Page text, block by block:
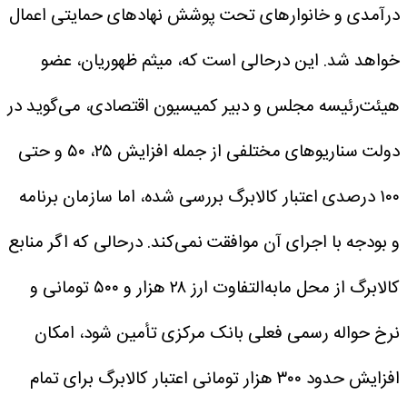
درآمدی و خانوارهای تحت پوشش نهادهای حمایتی اعمال
خواهد شد. این درحالی است که، میثم ظهوریان، عضو
هیئت‌رئیسه مجلس و دبیر کمیسیون اقتصادی، می‌گوید در
دولت سناریوهای مختلفی از جمله افزایش ۲۵، ۵۰ و حتی
۱۰۰ درصدی اعتبار کالابرگ بررسی شده، اما سازمان برنامه
و بودجه با اجرای آن موافقت نمی‌کند. درحالی که اگر منابع
کالابرگ از محل مابه‌التفاوت ارز ۲۸ هزار و ۵۰۰ تومانی و
نرخ حواله رسمی فعلی بانک مرکزی تأمین شود، امکان
افزایش حدود ۳۰۰ هزار تومانی اعتبار کالابرگ برای تمام